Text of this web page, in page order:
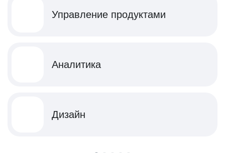
Управление продуктами
Аналитика
Дизайн